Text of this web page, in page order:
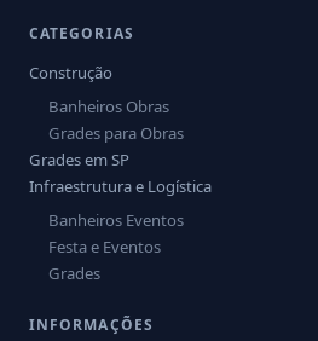
CATEGORIAS
Construção
Banheiros Obras
Grades para Obras
Grades em SP
Infraestrutura e Logística
Banheiros Eventos
Festa e Eventos
Grades
INFORMAÇÕES